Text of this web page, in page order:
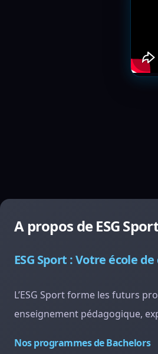
A propos de ESG Sport
ESG Sport : Votre école
L’ESG Sport forme les futurs
enseignement pédagogique,
Nos programmes de Bachelors